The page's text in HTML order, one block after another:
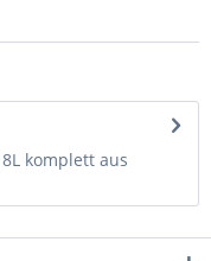
komplett aus